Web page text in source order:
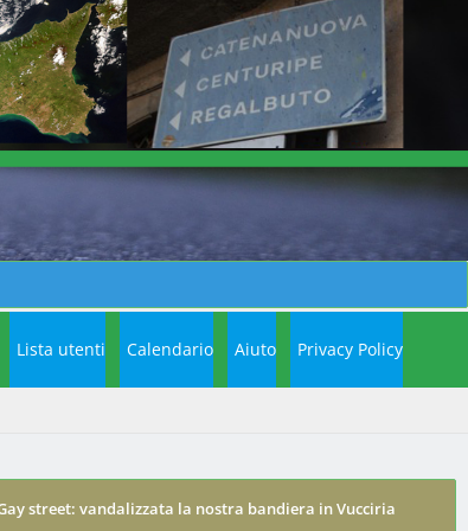
Lista utenti Calendario Aiuto Privacy Policy
street: vandalizzata la nostra bandiera in Vucciria